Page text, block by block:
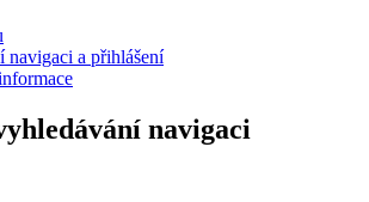
navigaci a přihlášení
navigaci